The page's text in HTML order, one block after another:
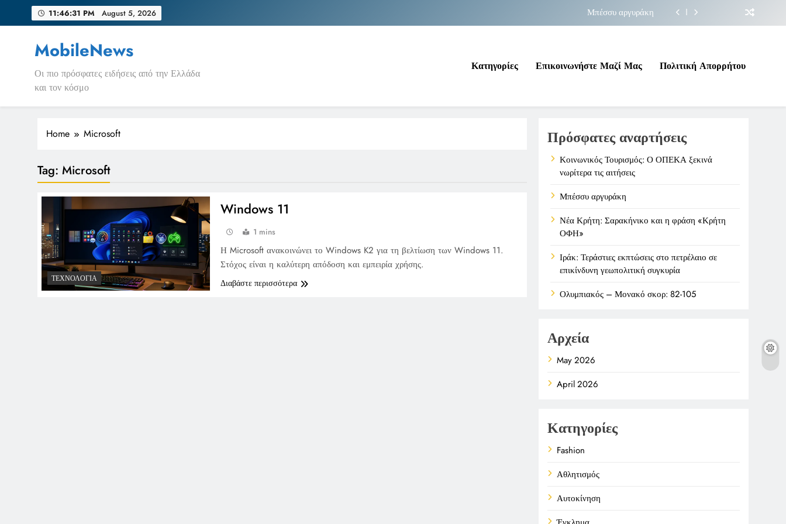
11:46:31 PM August 5, 2026
Μπέσσυ αργυράκη
Ιράκ: Τεράστιες εκπτώσεις στο πετρέλαιο σε επικίνδυνη γεωπολιτική συγκυρία
Μπέσσυ αργυράκη
Νέα Κρήτη: Σαρακήνικο και η φράση «Κρήτη ΟΦΗ»
Ιράκ: Τεράστιες εκπτώσεις στο πετρέλαιο σε επικίνδυνη γεωπολιτική συγκυρία
MobileNews
Οι πιο πρόσφατες ειδήσεις από την Ελλάδα
και τον κόσμο
Κατηγορίες Επικοινωνήστε Μαζί Μας Πολιτική Απορρήτου
Home Microsoft
Tag: Microsoft
ΤΕΧΝΟΛΟΓΊΑ
Windows 11
1 mins
Η Microsoft ανακοινώνει το Windows K2 για τη βελτίωση των Windows 11.
Στόχος είναι η καλύτερη απόδοση και εμπειρία χρήσης.
Διαβάστε περισσότερα
Πρόσφατες αναρτήσεις
Κοινωνικός Τουρισμός: Ο ΟΠΕΚΑ ξεκινά
νωρίτερα τις αιτήσεις
Μπέσσυ αργυράκη
Νέα Κρήτη: Σαρακήνικο και η φράση «Κρήτη
ΟΦΗ»
Ιράκ: Τεράστιες εκπτώσεις στο πετρέλαιο σε
επικίνδυνη γεωπολιτική συγκυρία
Ολυμπιακός – Μονακό σκορ: 82-105
Αρχεία
May 2026
April 2026
Κατηγορίες
Fashion
Αθλητισμός
Αυτοκίνηση